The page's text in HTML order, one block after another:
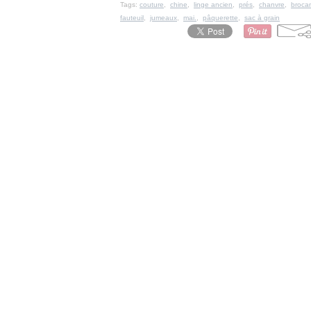
Tags: couture chine linge ancien prés chanvre
fauteuil
jumeaux mai. pâquerette sac à grain